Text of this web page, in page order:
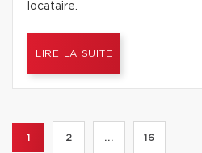
locataire.
LIRE LA SUITE
1 2 ... 16